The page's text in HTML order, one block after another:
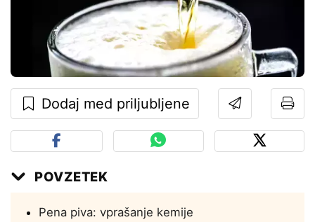
Dodaj med priljubljene
POVZETEK
Pena piva: vprašanje kemije